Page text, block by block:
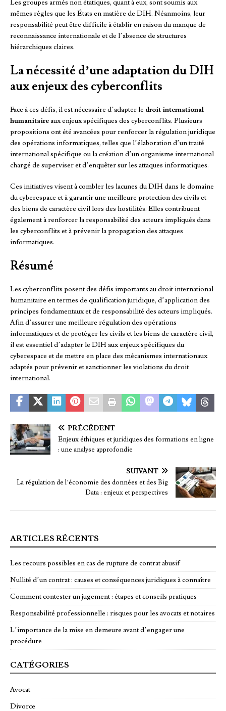
Les groupes armés non étatiques, quant à eux, sont soumis aux
mêmes règles que les États en matière de DIH. Néanmoins, leur
responsabilité peut être difficile à établir en raison du manque de
reconnaissance internationale et de l’absence de structures
hiérarchiques claires.
La nécessité d’une adaptation du DIH
aux enjeux des cyberconflits
Face à ces défis, il est nécessaire d’adapter le droit international
humanitaireaux enjeux spécifiques des cyberconflits. Plusieurs
propositions ont été avancées pour renforcer la régulation juridique
des opérations informatiques, telles que l’élaboration d’un traité
international spécifique ou la création d’un organisme international
chargé de superviser et d’enquêter sur les attaques informatiques.
Ces initiatives visent à combler les lacunes du DIH dans le domaine
du cyberespace et à garantir une meilleure protection des civils et
des biens de caractère civil lors des hostilités. Elles contribuent
également à renforcer la responsabilité des acteurs impliqués dans
les cyberconflits et à prévenir la propagation des attaques
informatiques.
Résumé
Les cyberconflits posent des défis importants au droit international
humanitaire en termes de qualification juridique, d’application des
principes fondamentaux et de responsabilité des acteurs impliqués.
Afin d’assurer une meilleure régulation des opérations
informatiques et de protéger les civils et les biens de caractère civil,
il est essentiel d’adapter le DIH aux enjeux spécifiques du
cyberespace et de mettre en place des mécanismes internationaux
adaptés pour prévenir et sanctionner les violations du droit
international.
PRÉCÉDENT
Enjeux éthiques et juridiques des formations en ligne
: une analyse approfondie
SUIVANT
La régulation de l’économie des données et des Big
Data : enjeux et perspectives
ARTICLES RÉCENTS
Les recours possibles en cas de rupture de contrat abusif
Nullité d’un contrat : causes et conséquences juridiques à connaître
Comment contester un jugement : étapes et conseils pratiques
Responsabilité professionnelle : risques pour les avocats et notaires
L’importance de la mise en demeure avant d’engager une
procédure
CATÉGORIES
Avocat
Divorce